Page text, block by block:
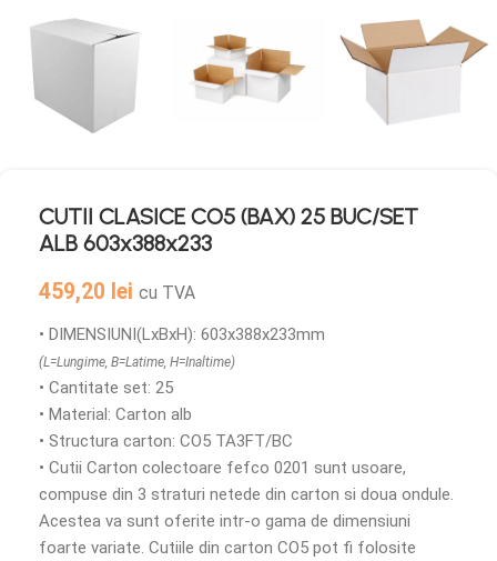
CUTII CLASICE CO5 (BAX) 25 BUC/SET
ALB 603x388x233
459,20 lei cu TVA
• DIMENSIUNI(LxBxH): 603x388x233mm
(L=Lungime, B=Latime, H=Inaltime)
• Cantitate set: 25
• Material: Carton alb
• Structura carton: CO5 TA3FT/BC
• Cutii Carton colectoare fefco 0201 sunt usoare,
compuse din 3 straturi netede din carton si doua ondule.
Acestea va sunt oferite intr-o gama de dimensiuni
foarte variate. Cutiile din carton CO5 pot fi folosite